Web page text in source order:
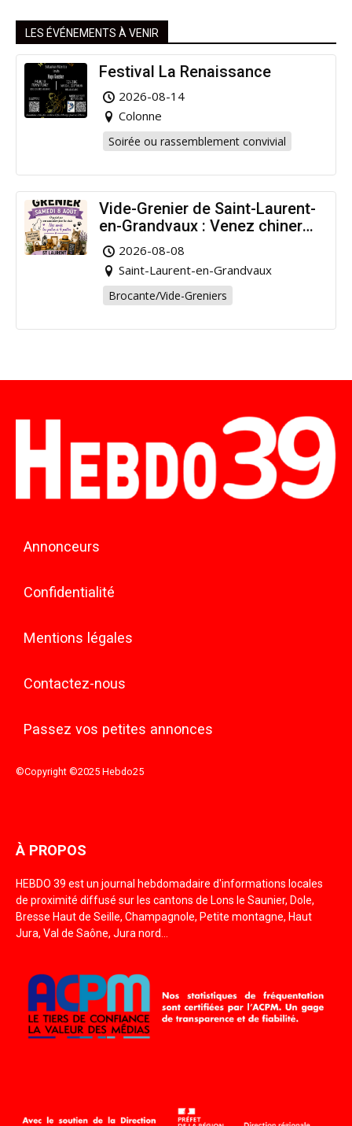
LES ÉVÉNEMENTS À VENIR
Festival La Renaissance
2026-08-14
Colonne
Soirée ou rassemblement convivial
Vide-Grenier de Saint-Laurent-
en-Grandvaux : Venez chiner
pour la bonne cause !
2026-08-08
Saint-Laurent-en-Grandvaux
Brocante/Vide-Greniers